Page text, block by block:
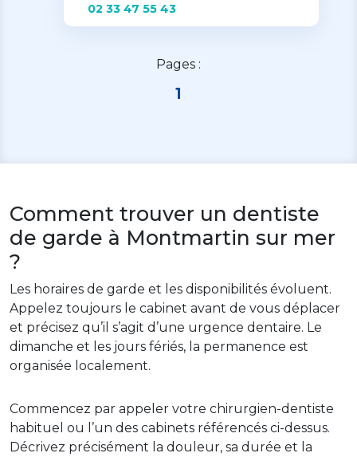
02 33 47 55 43
Pages :
1
Comment trouver un dentiste
de garde à Montmartin sur mer
?
Les horaires de garde et les disponibilités évoluent.
Appelez toujours le cabinet avant de vous déplacer
et précisez qu’il s’agit d’une urgence dentaire. Le
dimanche et les jours fériés, la permanence est
organisée localement.
Commencez par appeler votre chirurgien-dentiste
habituel ou l’un des cabinets référencés ci-dessus.
Décrivez précisément la douleur, sa durée et la